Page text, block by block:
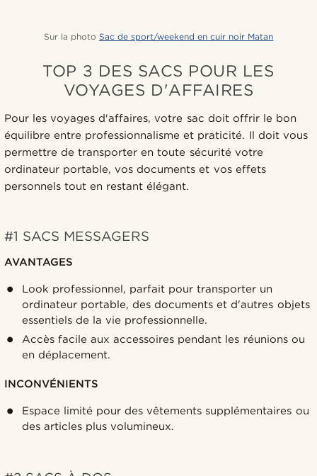
Sur la photo Sac de sport/weekend en cuir noir Matan
TOP 3 DES SACS POUR LES
VOYAGES D'AFFAIRES
Pour les voyages d'affaires, votre sac doit offrir le bon
équilibre entre professionnalisme et praticité. Il doit vous
permettre de transporter en toute sécurité votre
ordinateur portable, vos documents et vos effets
personnels tout en restant élégant.
#1 SACS MESSAGERS
AVANTAGES
Look professionnel, parfait pour transporter un
ordinateur portable, des documents et d'autres objets
essentiels de la vie professionnelle.
Accès facile aux accessoires pendant les réunions ou
en déplacement.
INCONVÉNIENTS
Espace limité pour des vêtements supplémentaires ou
des articles plus volumineux.